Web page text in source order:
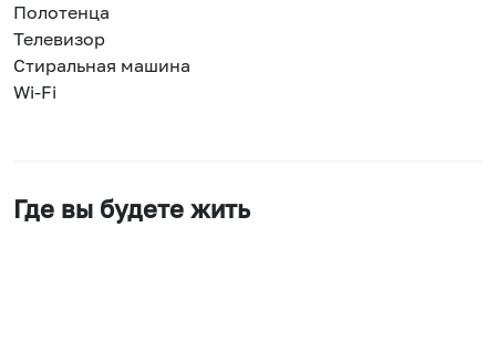
Полотенца
Телевизор
Стиральная машина
Wi-Fi
Где вы будете жить